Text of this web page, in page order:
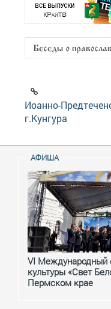
Иоанно-
г.Кунгура
АФИША
VI Международный
культуры «Свет
Пермском крае